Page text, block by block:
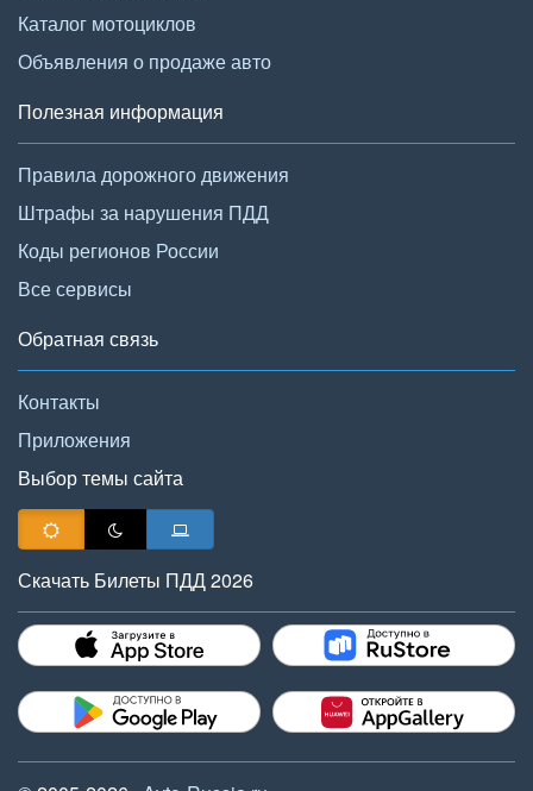
Каталог мотоциклов
Объявления о продаже авто
Полезная информация
Правила дорожного движения
Штрафы за нарушения ПДД
Коды регионов России
Все сервисы
Обратная связь
Контакты
Приложения
Выбор темы сайта
Скачать Билеты ПДД 2026